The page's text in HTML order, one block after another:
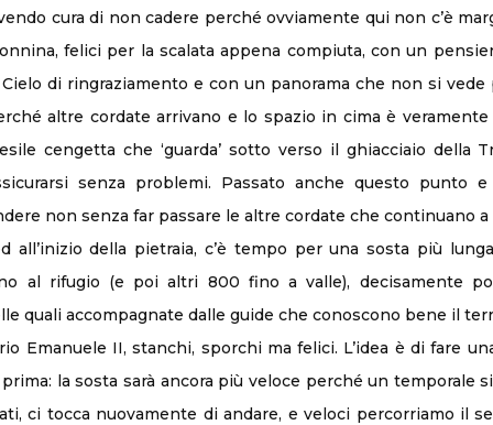
cura di non cadere perché ovviamente qui non c’è
felici per la scalata appena compiuta, con un
di ringraziamento e con un panorama che non si
altre cordate arrivano e lo spazio in cima è
cengetta che ‘guarda’ sotto verso il ghiacciaio della
senza problemi. Passato anche questo punto
non senza far passare le altre cordate che continuano a
all’inizio della pietraia, c’è tempo per una sosta più
al rifugio (e poi altri 800 fino a valle), decisamente
quali accompagnate dalle guide che conoscono bene il
Emanuele II, stanchi, sporchi ma felici. L’idea è di fare
la sosta sarà ancora più veloce perché un temporale
ci tocca nuovamente di andare, e veloci percorriamo il